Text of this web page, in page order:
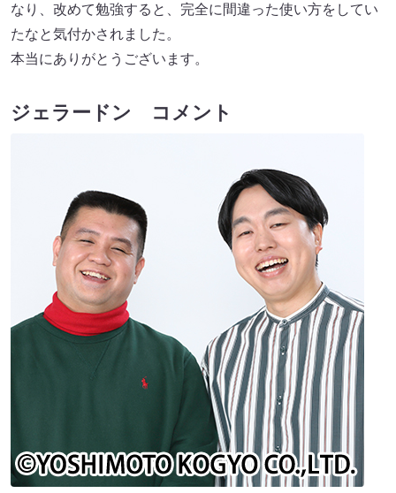
なり、改めて勉強すると、完全に間違った使い方をしてい
たなと気付かされました。
本当にありがとうございます。
ジェラードン コメント